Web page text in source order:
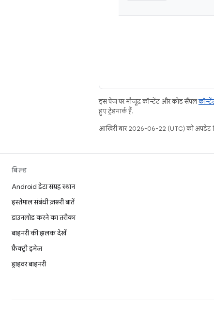
इस पेज पर मौजूद कॉन्टेंट और कोड सैंपल
हुए ट्रेडमार्क हैं.
आखिरी बार 2026-06-22 (UTC) को अपडेट
बिल्ड
Android डेटा संग्रह स्थान
इस्तेमाल संबंधी ज़रूरी बातें
डाउनलोड करने का तरीका
बाइनरी की झलक देखें
फ़ैक्ट्री इमेज
ड्राइवर बाइनरी